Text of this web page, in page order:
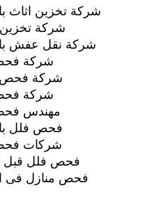
شركة تخزين اثاث
شركة
شركة نقل عفش
شركة
شركة فحص
شركة
مهندس
فحص فلل
شركات
فحص فلل قبل
فحص منازل فى